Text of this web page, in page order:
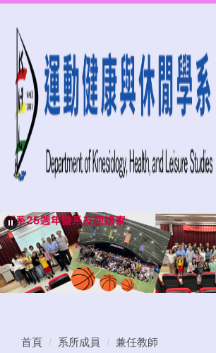
到
內
首頁 系所成員 兼任教師